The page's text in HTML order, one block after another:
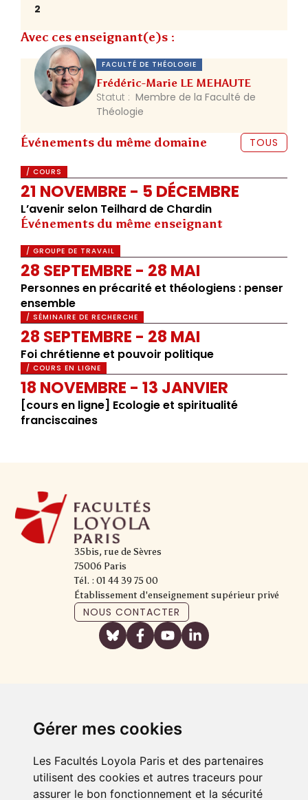
Gérer mes cookies
Les Facultés Loyola Paris et des partenaires
utilisent des cookies et autres traceurs pour
assurer le bon fonctionnement et la sécurité
2
Avec ces enseignant(e)s :
FACULTÉ DE THÉOLOGIE
Frédéric-Marie LE MEHAUTE
Statut : Membre de la Faculté de
Théologie
Événements du même domaine TOUS
/ COURS
21 NOVEMBRE - 5 DÉCEMBRE
L’avenir selon Teilhard de Chardin
Événements du même enseignant
/ GROUPE DE TRAVAIL
28 SEPTEMBRE - 28 MAI
Personnes en précarité et théologiens : penser
ensemble
/ SÉMINAIRE DE RECHERCHE
28 SEPTEMBRE - 28 MAI
Foi chrétienne et pouvoir politique
/ COURS EN LIGNE
18 NOVEMBRE - 13 JANVIER
[cours en ligne] Ecologie et spiritualité
franciscaines
35bis, rue de Sèvres
75006 Paris
Tél. : 01 44 39 75 00
Établissement d'enseignement supérieur privé
NOUS CONTACTER